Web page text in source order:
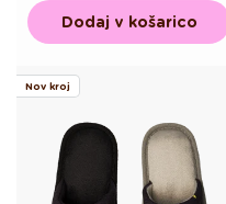
Dodaj v košarico
Nov kroj